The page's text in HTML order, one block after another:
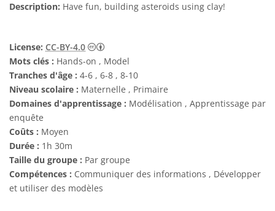
Description: Have fun, building asteroids using clay!
License: CC-BY-4.0
Creative Commons (CC) Attribution 4.0
Mots clés : Hands-on , Model
Tranches d'âge : 4-6 , 6-8 , 8-10
Niveau scolaire : Maternelle , Primaire
Domaines d'apprentissage : Modélisation , Apprentissage par
enquête
Coûts : Moyen
Durée : 1h 30m
Taille du groupe : Par groupe
Compétences : Communiquer des informations , Développer
et utiliser des modèles